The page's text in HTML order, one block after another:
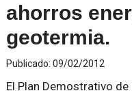
ahorros
geotermia.
Publicado: 09/02/2012
El Plan Demostrativo